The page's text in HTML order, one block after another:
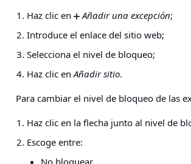
Haz clic en Añadir una excepción;
Introduce el enlace del sitio web;
Selecciona el nivel de bloqueo;
Haz clic en Añadir sitio.
Para cambiar el nivel de bloqueo de las
Haz clic en la flecha junto al nivel de
Escoge entre:
No bloquear,